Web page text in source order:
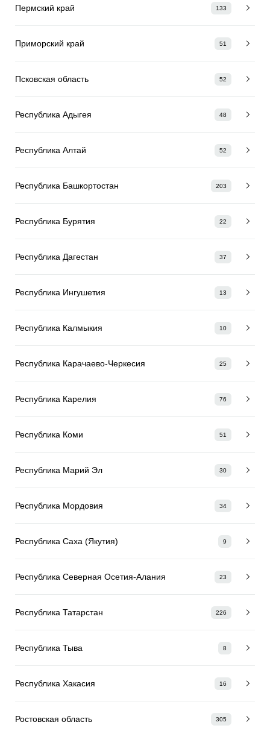
Пермский край 133
Приморский край 51
Псковская область 52
Республика Адыгея 48
Республика Алтай 52
Республика Башкортостан 203
Республика Бурятия 22
Республика Дагестан 37
Республика Ингушетия 13
Республика Калмыкия 10
Республика Карачаево-Черкесия 25
Республика Карелия 76
Республика Коми 51
Республика Марий Эл 30
Республика Мордовия 34
Республика Саха (Якутия) 9
Республика Северная Осетия-Алания 23
Республика Татарстан 226
Республика Тыва 8
Республика Хакасия 16
Ростовская область 305